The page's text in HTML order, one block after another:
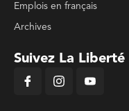
Emplois en français
Archives
Suivez La Liberté